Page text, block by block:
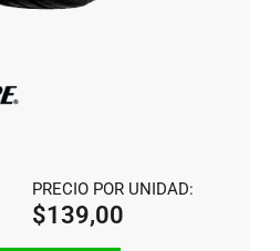
PRECIO POR UNIDAD:
$139,00